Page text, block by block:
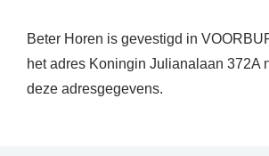
Beter Horen is gevestigd in
het adres Koningin Julianalaan 372A
deze adresgegevens.